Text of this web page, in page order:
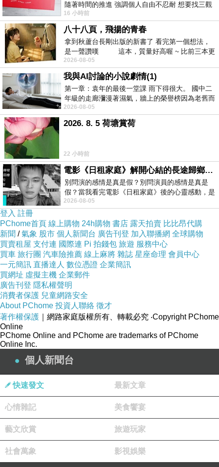
隨著時間的推進 強調個人自由不忍耐 想要找三觀
接近的不要說對象 連朋友都超
16 小時前
八十八頁，飛揚的青春
拿到秋蘆台長剛出版的新書了 看完第一個想法，
是一聲讚嘆 這本，質量好高喔 ~ 比前三本更
勝一
2026-08-05
我與AI討論的小說劇情(1)
第一章：袁年的最後一堂課 雨下得很大。 國中二
年級的走廊瀰漫著濕氣，牆上的榮譽榜因為老舊而
微微捲起。 堯禹舜站在辦公室外，手
2026-08-05
2026. 8. 5 荷塘賞荷
22 小時前
電影《日租家庭》解開心結的長途歸鄉！能在電影院感受到地理的寬闊和人心的相鄰，真是太棒了！
別問演的感情是真是假？別問演員的感情是真是
假？當我看完電影《日租家庭》後的心靈感動，是
真的。詮釋的情感觸動了人心，就是真情
2026-08-05
登入 註冊
PChome首頁 線上購物 24h購物 書店 露天拍賣 比比昂代購
新聞 /氣象 股市 個人新聞台 廣告刊登 加入聯播網 全球購物
買賣租屋 支付連 國際連 Pi 拍錢包 旅遊 服務中心
買車 旅行團 汽車險推薦 線上麻將 雜誌 星座命理 會員中心
一元簡訊 直播達人 數位憑證 企業簡訊
買網址 虛擬主機 企業郵件
廣告刊登 隱私權聲明
消費者保護 兒童網路安全
About PChome 投資人聯絡 徵才
著作權保護 ｜網路家庭版權所有、轉載必究 ‧Copyright PChome
Online
PChome Online and PChome are trademarks of PChome
Online Inc.
個人新聞台
快速發文 最新文章
心情雜記 美食饗宴
藝文欣賞 旅遊玩家
社會萬象 影視娛樂